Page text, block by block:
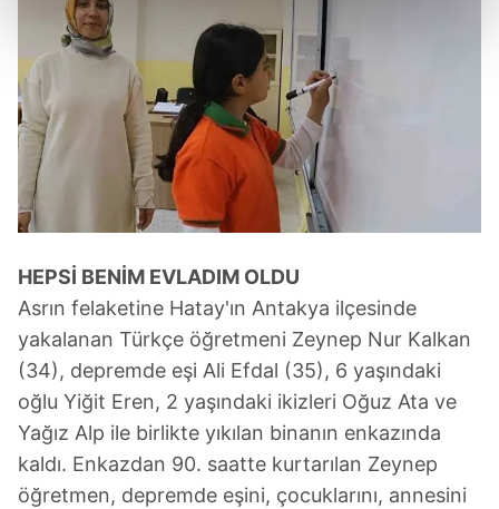
kalemimiz olduğunu sizlere hatırlatmak isteriz.
Her halükârda, kullanıcılar, bu çerezlere izin vermedikleri
takdirde, kullanıcılara hedefli reklamlar
gösterilmeyecektir."
Sizlere daha iyi bir hizmet sunabilmek için İnternet
Sitemizde kendimize ve üçüncü kişilere ait çerezler
kullanılmaktadır. Bu çerezler vasıtasıyla çeşitli kişisel
toplumu hizmetlerinin sunulması amacıyla
kullanılmaktadır. Diğer çerezler, sitemizin daha işlevsel
kılınması ve kişiselleştirilmesi ve sizlere yönelik
reklam/pazarlama faaliyetlerinin yapılması, amaçlarıyla
sınırlı olarak açık rızanız dahilinde kullanılacaktır.
Çerezlere ilişkin tercihlerinizi aşağıda yer alan panel
vasıtasıyla belirleyebilirsiniz. Çerezlere ilişkin detaylı bilgi
için Ayarlar butonuna tıklayabilir, Çerez Bilgilendirme
HEPSİ BENİM EVLADIM OLDU
Asrın felaketine Hatay'ın Antakya ilçesinde
yakalanan Türkçe öğretmeni Zeynep Nur Kalkan
(34), depremde eşi Ali Efdal (35), 6 yaşındaki
oğlu Yiğit Eren, 2 yaşındaki ikizleri Oğuz Ata ve
Yağız Alp ile birlikte yıkılan binanın enkazında
kaldı. Enkazdan 90. saatte kurtarılan Zeynep
öğretmen, depremde eşini, çocuklarını, annesini